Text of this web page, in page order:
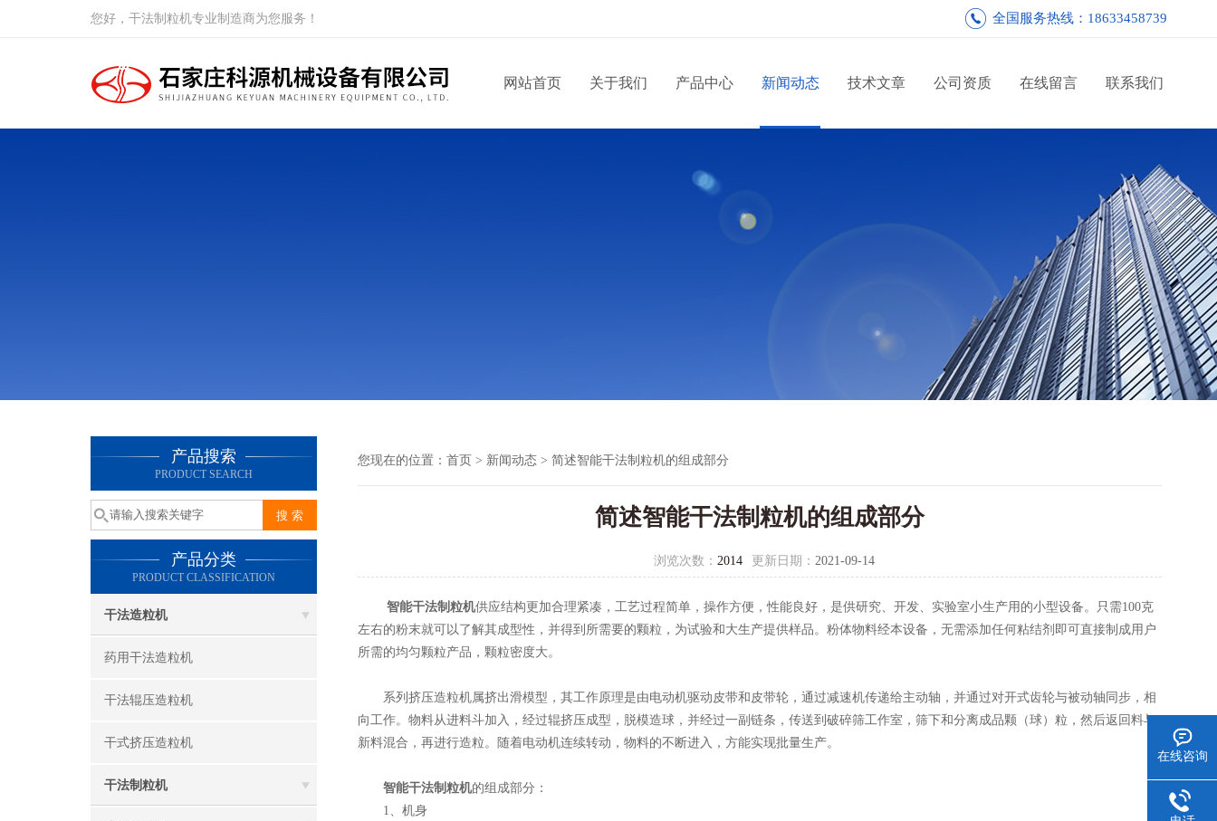
您好，干法制粒机专业制造商为您服务！ 全国服务热线：18633458739
网站首页 关于我们 产品中心 新闻动态 技术文章 公司资质 在线留言 联系我们
产品搜索
PRODUCT SEARCH
产品分类
PRODUCT CLASSIFICATION
干法造粒机
药用干法造粒机
干法辊压造粒机
干式挤压造粒机
干法制粒机
您现在的位置： 首页 > 新闻动态 > 简述智能干法制粒机的组成部分
简述智能干法制粒机的组成部分
浏览次数： 2014 更新日期： 2021-09-14
智能干法制粒机供应结构更加合理紧凑，工艺过程简单，操作方便，性能良好，是供研究、开发、实验室小生产用的小型设备。只需100克
左右的粉末就可以了解其成型性，并得到所需要的颗粒，为试验和大生产提供样品。粉体物料经本设备，无需添加任何粘结剂即可直接制成用户
所需的均匀颗粒产品，颗粒密度大。
系列挤压造粒机属挤出滑模型，其工作原理是由电动机驱动皮带和皮带轮，通过减速机传递给主动轴，并通过对开式齿轮与被动轴同步，相
向工作。物料从进料斗加入，经过辊挤压成型，脱模造球，并经过一副链条，传送到破碎筛工作室，筛下和分离成品颗（球）粒，然后返回料与
新料混合，再进行造粒。随着电动机连续转动，物料的不断进入，方能实现批量生产。
智能干法制粒机的组成部分：
1、机身
在线咨询